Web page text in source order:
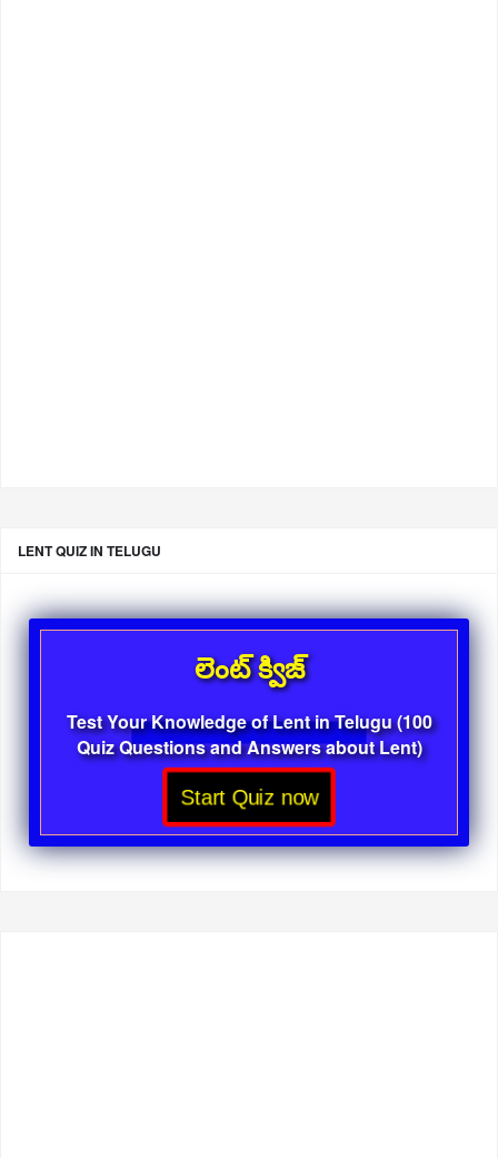
LENT QUIZ IN TELUGU
లెంట్ క్విజ్
Test Your Knowledge of Lent in Telugu (100
Quiz Questions and Answers about Lent)
Start Quiz now